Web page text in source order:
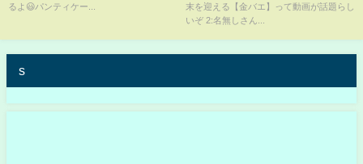
るよ😃パンティケー...
末を迎える【金バエ】って動画が話題らし
いぞ 2:名無しさん...
s